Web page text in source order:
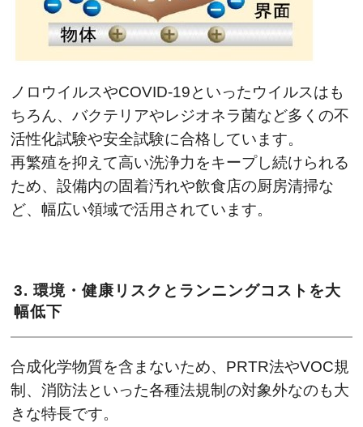
ノロウイルスやCOVID-19といったウイルスはも
ちろん、バクテリアやレジオネラ菌など多くの不
活性化試験や安全試験に合格しています。
再繁殖を抑えて高い洗浄力をキープし続けられる
ため、設備内の固着汚れや飲食店の厨房清掃な
ど、幅広い領域で活用されています。
3. 環境・健康リスクとランニングコストを大
幅低下
合成化学物質を含まないため、PRTR法やVOC規
制、消防法といった各種法規制の対象外なのも大
きな特長です。